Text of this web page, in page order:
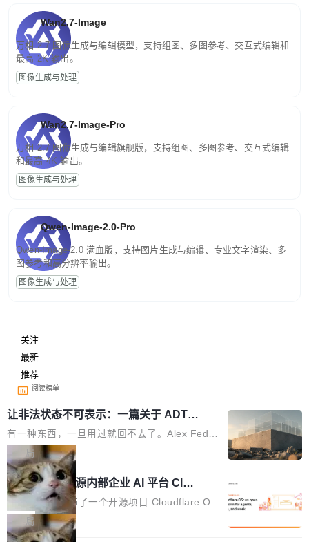
Wan2.7-Image
万相 2.7 图像生成与编辑模型，支持组图、多图参考、交互式编辑和
最高 2K 输出。
图像生成与处理
Wan2.7-Image-Pro
万相 2.7 图像生成与编辑旗舰版，支持组图、多图参考、交互式编辑
和最高 4K 输出。
图像生成与处理
Qwen-Image-2.0-Pro
Qwen-Image-2.0 满血版，支持图片生成与编辑、专业文字渲染、多
图参考和高分辨率输出。
图像生成与处理
关注
最新
推荐
阅读榜单
让非法状态不可表示：一篇关于 ADT
的帖子在 Reddit 火了
有一种东西，一旦用过就回不去了。Alex Fedos
eev 管它叫"软件设计的基石"。 他说的东西不新
鲜——代数数据类型（ADT），尤其是和类型
（sum type）。但他说清楚了一件事：这不是类
型系统的学术体操，是日常编码的思维方式。 文
章从一个简单的例子切入。一个网站的深色主题
设置，如果用布尔值 + 可空字段来表示——bool
局
Cloudflare 开源内部企业 AI 平台 Clou
dflare OS
Cloudflare 发布了一个开源项目 Cloudflare O
S。如果你只看官方博客，你会觉得这是又一
个"AI 知识库 + 聊天机器人"——每个大厂都在
局